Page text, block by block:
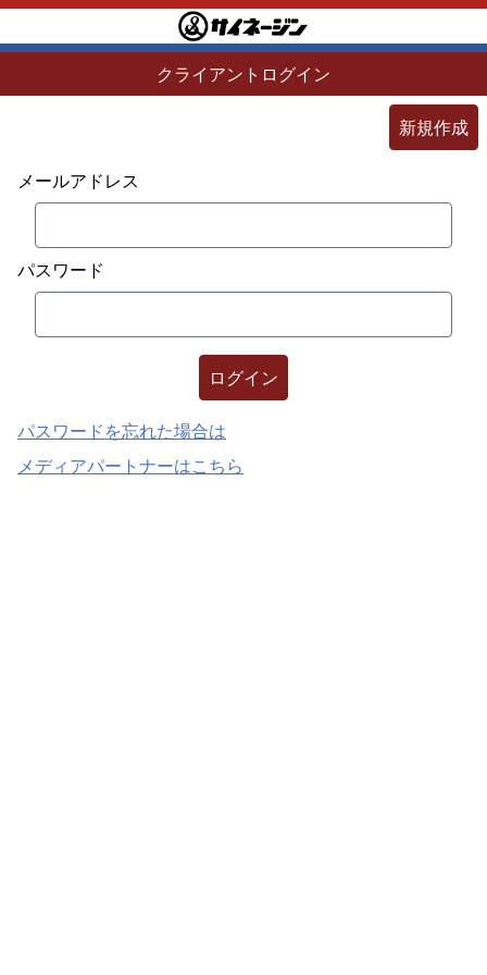
クライアントログイン
新規作成
メールアドレス
パスワード
ログイン
パスワードを忘れた場合は
メディアパートナーはこちら